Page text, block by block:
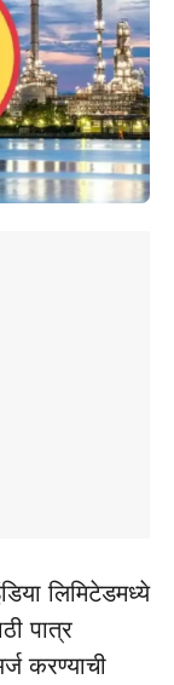
लिमिटेडमध्ये
पात्र
करण्याची